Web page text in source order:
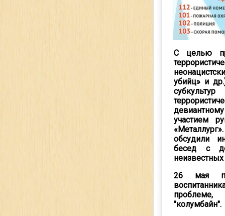
С целью
убийц» и
участием
обсудили
бесед с
26 мая
проблеме,
"колумбайн".